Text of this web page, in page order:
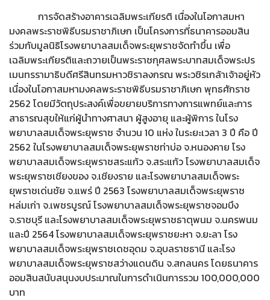
การจัดสร้างอาคารเฉลิมพระเกียรติ เนื่องในโอกาสมหา
มงคลพระราชพิธีบรมราชาภิเษก เป็นโครงการที่ธนาคารออมสิน
ร่วมกับมูลนิธิโรงพยาบาลสมเด็จพระยุพราชจัดทำขึ้น เพื่อ
เฉลิมพระเกียรติและถวายเป็นพระราชกุศลพระบาทสมเด็จพระปร
เมนทรรามาธิบดีศรีสินทรมหาวชิราลงกรณ พระวชิรเกล้าเจ้าอยู่หัว
เนื่องในโอกาสมหามงคลพระราชพิธีบรมราชาภิเษก พุทธศักราช
2562 โดยมีวัตถุประสงค์เพื่อขยายบริการทางการแพทย์และการ
สาธารณสุขให้แก่ผู้นำทางศาสนา ผู้สูงอายุ และผู้พิการ ในโรง
พยาบาลสมเด็จพระยุพราช จำนวน 10 แห่ง ในระยะเวลา 3 ปี คือ ปี
2562 ในโรงพยาบาลสมเด็จพระยุพราชท่าบ่อ จ.หนองคาย โรง
พยาบาลสมเด็จพระยุพราชสระแก้ว จ.สระแก้ว โรงพยาบาลสมเด็จ
พระยุพราชเชียงของ จ.เชียงราย และโรงพยาบาลสมเด็จพระ
ยุพราชเด่นชัย จ.แพร่ ปี 2563 โรงพยาบาลสมเด็จพระยุพราช
หล่มเก่า จ.เพชรบูรณ์ โรงพยาบาลสมเด็จพระยุพราชจอมบึง
จ.ราชบุรี และโรงพยาบาลสมเด็จพระยุพราชธาตุพนม จ.นครพนม
และปี 2564 โรงพยาบาลสมเด็จพระยุพราชยะหา จ.ยะลา โรง
พยาบาลสมเด็จพระยุพราชเดชอุดม จ.อุบลราชธานี และโรง
พยาบาลสมเด็จพระยุพราชสว่างแดนดิน จ.สกลนคร โดยธนาคาร
ออมสินสนับสนุนงบประมาณในการดำเนินการรวม 100,000,000
บาท